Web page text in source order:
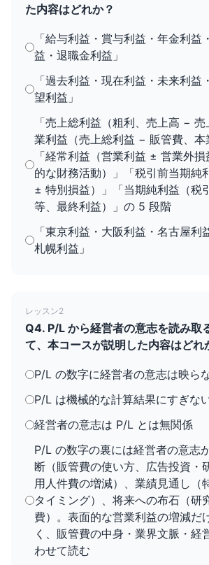
た内容はどれか？
「給与利益・賞与利益・年金利益
益・退職金利益」
「過去利益・現在利益・未来利益
望利益」
「売上総利益（粗利、売上高 −
業利益（売上総利益 − 販管費、本
「経常利益（営業利益 ± 営業外
的な財務活動）」「税引前当期純
± 特別損益）」「当期純利益（税
等、最終利益）」の 5 段階
「東京利益・大阪利益・名古屋利
札幌利益」
レッスン2
Q4. P/L から経営者の意志を読み取
て、本コースが説明した内容はどれ
P/L の数字に経営者の意志は映ら
P/L は機械的な計算結果にすぎな
経営者の意志は P/L とは無関係
P/L の数字の裏には経営者の意志
断（販管費の使い方、広告投資・
用人件費の増減）、業績見通し（
タイミング）、将来への布石（研
費）。表面的な営業利益の増減だ
く、販管費の中身・業界文脈・経
わせて読む